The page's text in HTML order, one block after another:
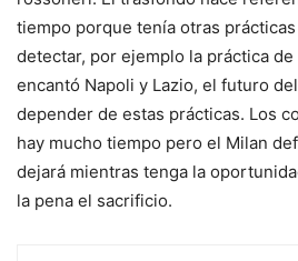
tiempo porque tenía otras
detectar, por ejemplo la práctica
encantó Napoli y Lazio, el futuro
depender de estas prácticas. Los
hay mucho tiempo pero el Milan
dejará mientras tenga la
la pena el sacrificio.